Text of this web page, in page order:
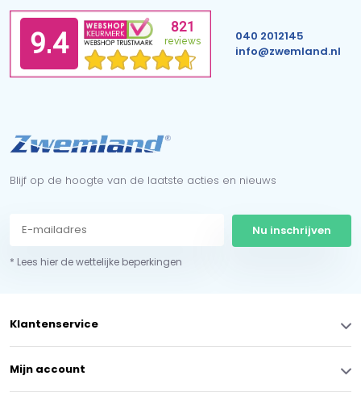
040 2012145
info@zwemland.nl
Blijf op de hoogte van de laatste acties en nieuws
Nu inschrijven
* Lees hier de wettelijke beperkingen
Klantenservice
Mijn account